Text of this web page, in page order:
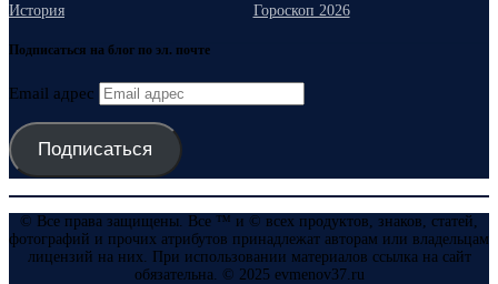
История
Гороскоп 2026
Подписаться на блог по эл. почте
Email адрес
Подписаться
© Все права защищены. Все ™ и © всех продуктов, знаков, статей,
фотографий и прочих атрибутов принадлежат авторам или владельцам
лицензий на них. При использовании материалов ссылка на сайт
обязательна. © 2025 evmenov37.ru